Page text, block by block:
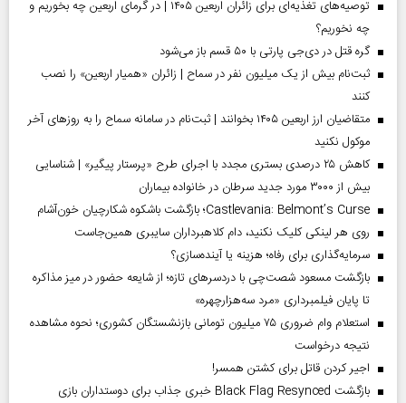
توصیه‌های تغذیه‌ای برای زائران اربعین ۱۴۰۵ | در گرمای اربعین چه بخوریم و
چه نخوریم؟
گره قتل در دی‌جی پارتی با ۵۰ قسم باز می‌شود
ثبت‌نام بیش از یک میلیون نفر در سماح | زائران «همیار اربعین» را نصب
کنند
متقاضیان ارز اربعین ۱۴۰۵ بخوانند | ثبت‌نام در سامانه سماح را به روز‌های آخر
موکول نکنید
کاهش ۲۵ درصدی بستری مجدد با اجرای طرح «پرستار پیگیر» | شناسایی
بیش از ۳۰۰۰ مورد جدید سرطان در خانواده بیماران
Castlevania: Belmont’s Curse؛ بازگشت باشکوه شکارچیان خون‌آشام
روی هر لینکی کلیک نکنید، دام کلاهبرداران سایبری همین‌جاست
سرمایه‌گذاری برای رفاه؛ هزینه یا آینده‌سازی؟
بازگشت مسعود شصت‌چی با دردسر‌های تازه؛ از شایعه حضور در میز مذاکره
تا پایان فیلمبرداری «مرد سه‌هزارچهره»
استعلام وام ضروری ۷۵ میلیون تومانی بازنشستگان کشوری؛ نحوه مشاهده
نتیجه درخواست
اجیر کردن قاتل برای کشتن همسر!
بازگشت Black Flag Resynced خبری جذاب برای دوستداران بازی